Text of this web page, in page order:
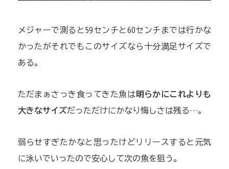
メジャーで測ると59センチと60センチまでは行かな
かったがそれでもこのサイズなら十分満足サイズで
ある。
ただまぁさっき食ってきた魚は明らかにこれよりも
大きなサイズだっただけにかなり悔しさは残る…。
弱らせすぎたかなと思ったけどリリースすると元気
に泳いでいったので安心して次の魚を狙う。